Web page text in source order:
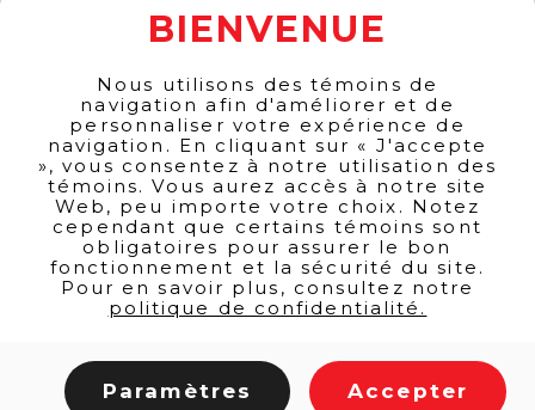
BIENVENUE
Nous utilisons des témoins de
navigation afin d'améliorer et de
personnaliser votre expérience de
navigation. En cliquant sur « J'accepte
», vous consentez à notre utilisation des
témoins. Vous aurez accès à notre site
Web, peu importe votre choix. Notez
cependant que certains témoins sont
obligatoires pour assurer le bon
fonctionnement et la sécurité du site.
Pour en savoir plus, consultez notre
politique de confidentialité.
Paramètres Accepter